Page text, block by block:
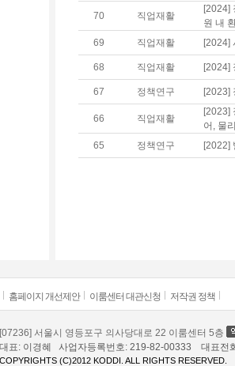
70 직업재활
[2024]
원 내
69
직업재활 [2024]
68 직업재활 [2024]
67 정책연구 [2023]
66 직업재활
[2023]
어, 물
65
정책연구 [2022]
홈페이지 개선제안 이룸센터 대관신청 저작권 정책
[07236] 서울시 영등포구 의사당대로 22 이룸센터 5층
대표: 이경혜 사업자등록번호: 219-82-00333 대표
COPYRIGHTS (C)2012 KODDI. ALL RIGHTS RESERVED.